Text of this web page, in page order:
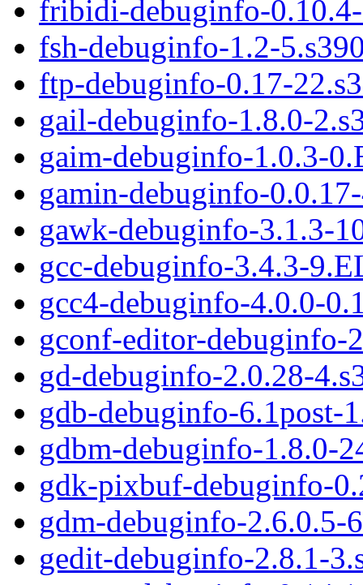
fribidi-debuginfo-
fsh-debuginfo-1.2-
ftp-debuginfo-0.17-
gail-debuginfo-1.8.0-
gaim-debuginfo-1.0.3-
gamin-debuginfo-
gawk-debuginfo-3.1.3-
gcc-debuginfo-3.4.3-
gcc4-debuginfo-4.0.0-
gconf-editor-debuginfo-
gd-debuginfo-2.0.28-
gdb-debuginfo-6.1post-
gdbm-debuginfo-1.8.0-
gdk-pixbuf-debuginfo-
gdm-debuginfo-2.6.0.5-
gedit-debuginfo-2.8.1-